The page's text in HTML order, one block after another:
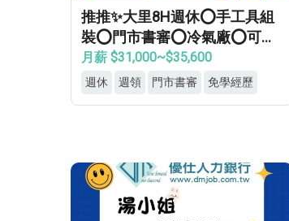
推推✨大里8H週休⭕手工具組
裝⭕門市書審⭕冷氣廠⭕可週
領⭕見紅休✅
月薪 $31,000~$35,600
週休 週領 門市書審 免學經歷